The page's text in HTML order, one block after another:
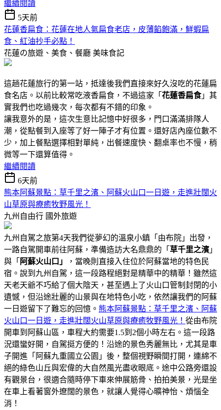
繼續閱讀
5天前
花蓮香扁食：花蓮在地人氣扁食老店，皮薄餡飽滿，鮮蝦扁
食、紅油抄手必點！
花蓮の旅遊、美食、餐廳 美味食記
這趟花蓮旅行的第一站，抵達後我們直接來好久沒吃的花蓮扁
食名店。以前比較常吃液香扁食，不過這家「 花蓮香扁食」其
實我們也吃過幾次，每次都有不錯的印象。
讓我意外的是，這次生意比記憶中好很多，門口滿滿排隊人
潮，從點餐到入座等了好一陣子才有位置。還好店內座位數不
少，加上餐點選擇相對單純，出餐速度快、翻桌率也不慢，稍
微等一下還算值得。
繼續閱讀
6天前
熊本阿蘇景點：草千里之濱、阿蘇火山口一日遊，走進壯闊火
山草原與療癒牧野風光！
九州自由行 國外旅遊
九州自駕之旅第4天我們從夢幻的溫泉小鎮「由布院」出發，
一路自駕開車前往阿蘇，準備造訪大名鼎鼎的「 草千里之濱 」
與「 阿蘇火山口」
，當晚則直接入住位於阿蘇當地的特色民
宿。說到九州自駕，這一段路程絕對是精華中的精華！雖然這
天老天爺不巧給了個大陰天，甚至遇上了火山口管制封閉的小
遺憾，但沿途壯麗的山景與在地特色小吃，依然讓我們的阿蘇
一日遊留下了難忘的回憶。 熊本阿蘇景點：草千里之濱、阿蘇
火山口一日遊，走進壯闊火山草原與療癒牧野風光！ 從由布院
開車到阿蘇山區，車程大約需要1.5到2個小時左右。這一段路
況還蠻好開，自駕挺方便的！沿途的景色秀麗無比，尤其是車
子開進「阿蘇九重國立公園」後，整個視野瞬間打開，連綿不
絕的綠色山丘與宏偉的大自然風光盡收眼底。途中公路旁還設
有觀景台，很適合隨時停下車來伸展筋骨、拍拍美景，光是坐
在車上看著窗外遼闊的景色，就讓人覺得心曠神怡、煩惱全
消！